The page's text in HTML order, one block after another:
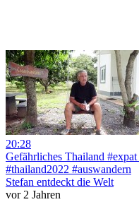
20:28
Gefährliches Thailand
#thailand2022 #auswandern
Stefan entdeckt die Welt
vor 2 Jahren